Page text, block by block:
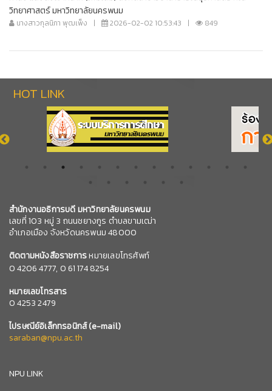
วิทยาศาสตร์ มหาวิทยาลัยนครพนม
นางสาวกุลนิภา พุฒเพ็ง | 2026-02-02 10:53:43 | 849
HOT LINK
สำนักงานอธิการบดี มหาวิทยาลัยนครพนม
เลขที่ 103 หมู่ 3 ถนนชยางกูร ตำบลขามเฒ่า
อำเภอเมือง จังหวัดนครพนม 48000
ติดตามหนังสือราชการหมายเลขโทรศัพท์
04206 4777, 0 61 174 8254
หมายเลขโทรสาร
0 4253 2479
ไปรษณีย์อิเล็กทรอนิกส์(e-mail)
saraban@npu.ac.th
NPU LINK